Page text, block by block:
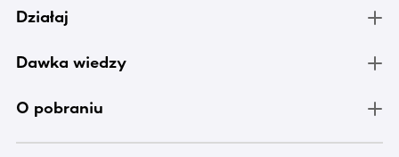
Działaj
Dawka wiedzy
O pobraniu